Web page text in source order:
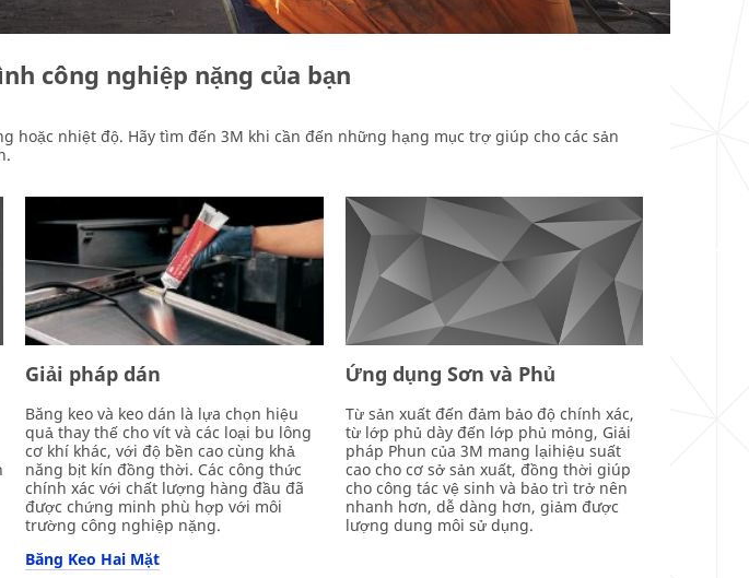
công nghiệp nặng của bạn
nhiệt độ. Hãy tìm đến 3M khi cần đến những hạng mục trợ giúp cho các sản
Giải pháp dán
Băng keo và keo dán là lựa chọn hiệu
quả thay thế cho vít và các loại bu lông
cơ khí khác, với độ bền cao cùng khả
năng bịt kín đồng thời. Các công thức
chính xác với chất lượng hàng đầu đã
được chứng minh phù hợp với môi
trường công nghiệp nặng.
Băng Keo Hai Mặt
Ứng dụng Sơn và Phủ
Từ sản xuất đến đảm bảo độ chính xác,
từ lớp phủ dày đến lớp phủ mỏng, Giải
pháp Phun của 3M mang lạihiệu suất
cao cho cơ sở sản xuất, đồng thời giúp
cho công tác vệ sinh và bảo trì trở nên
nhanh hơn, dễ dàng hơn, giảm được
lượng dung môi sử dụng.